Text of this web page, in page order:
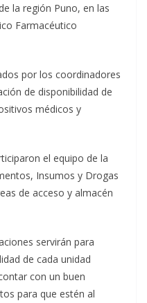
la región Puno, en las
Farmacéutico
por los coordinadores
de disponibilidad de
médicos y
el equipo de la
Insumos y Drogas
de acceso y almacén
servirán para
de cada unidad
con un buen
para que estén al